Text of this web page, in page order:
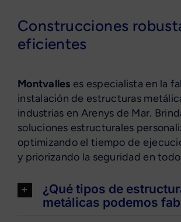
Construcciones
eficientes
Montvalles es especialista en la
instalación de estructuras
industrias en Arenys de Mar.
soluciones estructurales
optimizando el tiempo de
y priorizando la seguridad en
¿Qué tipos de
metálicas podemos